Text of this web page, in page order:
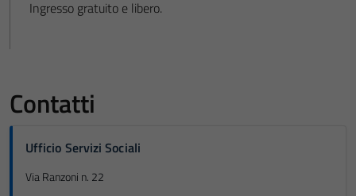
Ingresso gratuito e libero.
Contatti
Ufficio Servizi Sociali
Via Ranzoni n. 22